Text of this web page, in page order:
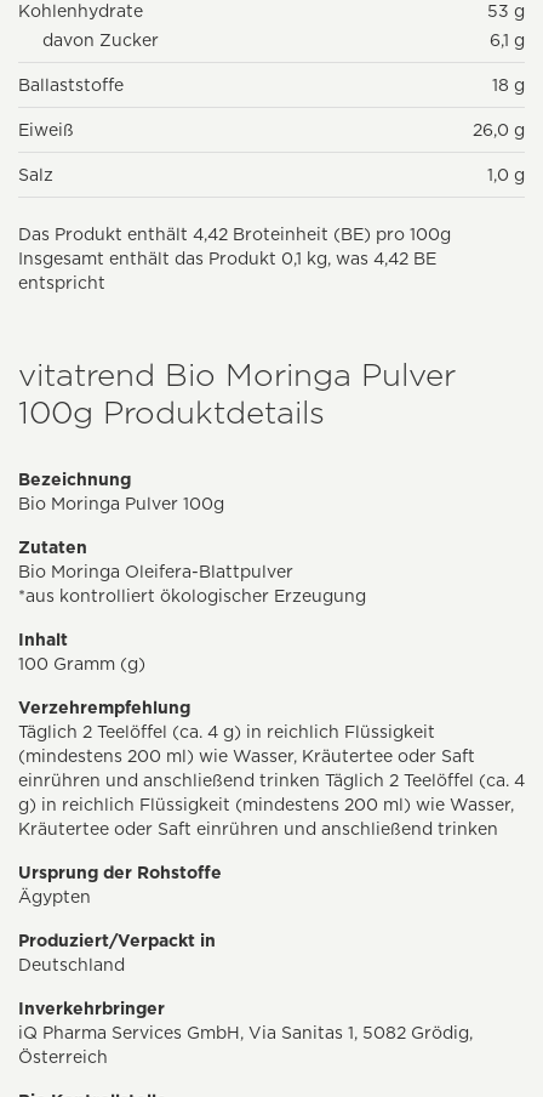
Kohlenhydrate
53 g
davon Zucker
6,1 g
Ballaststoffe 18 g
Eiweiß 26,0 g
Salz 1,0 g
Das Produkt enthält 4,42 Broteinheit (BE) pro 100g
Insgesamt enthält das Produkt 0,1 kg, was 4,42 BE
entspricht
vitatrend Bio Moringa Pulver
100g Produktdetails
Bezeichnung
Bio Moringa Pulver 100g
Zutaten
Bio Moringa Oleifera-Blattpulver
*aus kontrolliert ökologischer Erzeugung
Inhalt
100 Gramm (g)
Verzehrempfehlung
Täglich 2 Teelöffel (ca. 4 g) in reichlich Flüssigkeit
(mindestens 200 ml) wie Wasser, Kräutertee oder Saft
einrühren und anschließend trinken Täglich 2 Teelöffel (ca. 4
g) in reichlich Flüssigkeit (mindestens 200 ml) wie Wasser,
Kräutertee oder Saft einrühren und anschließend trinken
Ursprung der Rohstoffe
Ägypten
Produziert/Verpackt in
Deutschland
Inverkehrbringer
iQ Pharma Services GmbH, Via Sanitas 1, 5082 Grödig,
Österreich